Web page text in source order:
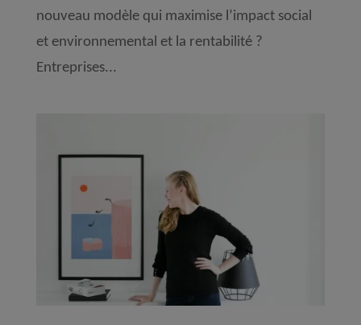
nouveau modèle qui maximise l’impact social
et environnemental et la rentabilité ?
Entreprises...